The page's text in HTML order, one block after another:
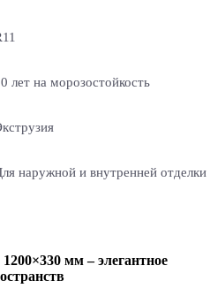
лет на морозостойкость
наружной и внутренней отделки
мм – элегантное